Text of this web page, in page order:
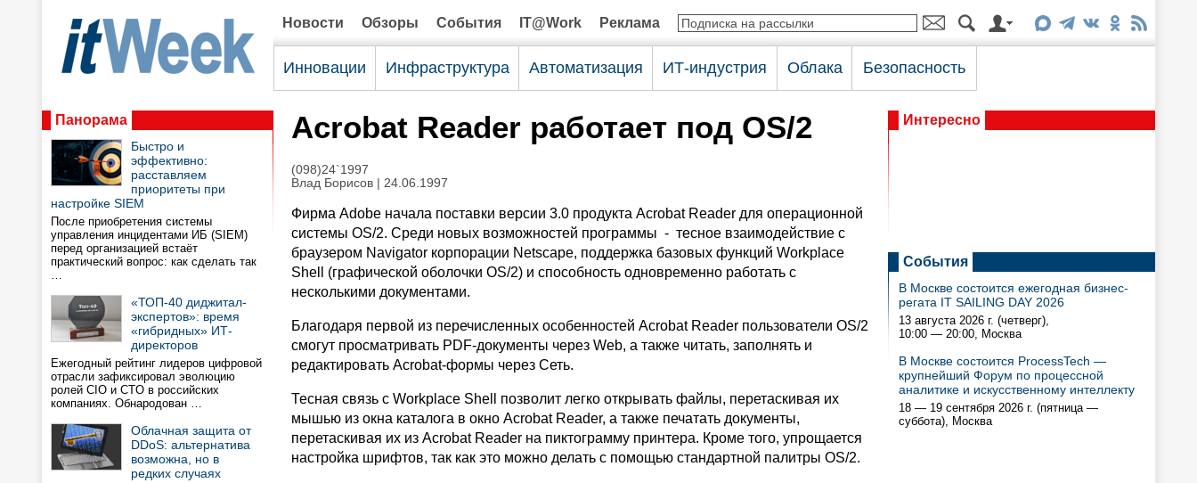
Новости Обзоры События IT@Work Реклама
Инновации Инфраструктура Автоматизация ИТ-индустрия Облака Безопасность
Панорама
Быстро и
эффективно:
расставляем
приоритеты при
настройке SIEM
После приобретения системы
управления инцидентами ИБ (SIEM)
перед организацией встаёт
практический вопрос: как сделать так
…
«ТОП-40 диджитал-
экспертов»: время
«гибридных» ИТ-
директоров
Ежегодный рейтинг лидеров цифровой
отрасли зафиксировал эволюцию
ролей CIO и CTO в российских
компаниях. Обнародован …
Облачная защита от
DDoS: альтернатива
возможна, но в
редких случаях
Acrobat Reader работает под OS/2
(098)24`1997
Влад Борисов | 24.06.1997
Фирма Adobe начала поставки версии 3.0 продукта Acrobat Reader для операционной
системы OS/2. Среди новых возможностей программы - тесное взаимодействие с
браузером Navigator корпорации Netscape, поддержка базовых функций Workplace
Shell (графической оболочки OS/2) и способность одновременно работать с
несколькими документами.
Благодаря первой из перечисленных особенностей Acrobat Reader пользователи OS/2
смогут просматривать PDF-документы через Web, а также читать, заполнять и
редактировать Acrobat-формы через Сеть.
Тесная связь с Workplace Shell позволит легко открывать файлы, перетаскивая их
мышью из окна каталога в окно Acrobat Reader, а также печатать документы,
перетаскивая их из Acrobat Reader на пиктограмму принтера. Кроме того, упрощается
настройка шрифтов, так как это можно делать с помощью стандартной палитры OS/2.
Интересно
События
В Москве состоится ежегодная бизнес-
регата IT SAILING DAY 2026
13 августа 2026 г. (четверг),
10:00 — 20:00, Москва
В Москве состоится ProcessTech —
крупнейший Форум по процессной
аналитике и искусственному интеллекту
18 — 19 сентября 2026 г. (пятница —
суббота), Москва